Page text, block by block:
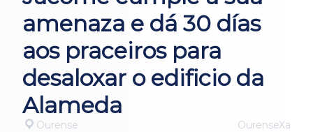
amenaza e dá 30 días
aos praceiros para
desaloxar o edificio da
Alameda
Ourense OurenseXa